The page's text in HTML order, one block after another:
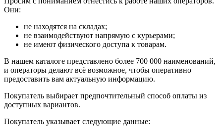
Они:
не находятся на складах;
не взаимодействуют напрямую с курьерами;
не имеют физического доступа к товарам.
В нашем каталоге представлено более 700 000 наименований,
и операторы делают всё возможное, чтобы оперативно
предоставить вам актуальную информацию.
Покупатель выбирает предпочтительный способ оплаты из
доступных вариантов.
Покупатель указывает следующие данные: